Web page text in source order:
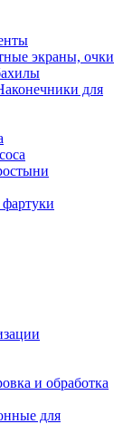
экраны, очки
для
и обработка
для